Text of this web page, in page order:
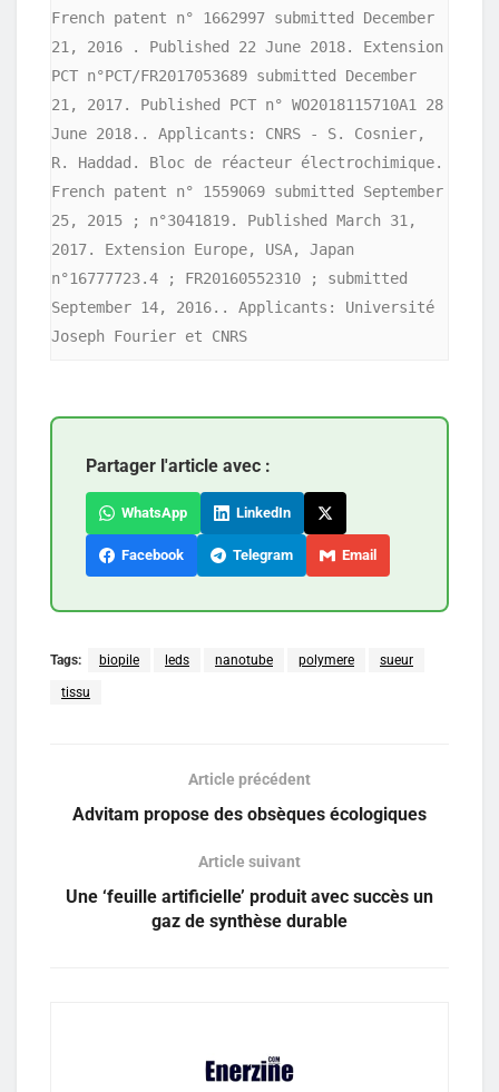
French patent n° 1662997 submitted December
21, 2016 . Published 22 June 2018. Extension
PCT n°PCT/FR2017053689 submitted December
21, 2017. Published PCT n° WO2018115710A1 28
June 2018.. Applicants: CNRS - S. Cosnier,
R. Haddad. Bloc de réacteur électrochimique.
French patent n° 1559069 submitted September
25, 2015 ; n°3041819. Published March 31,
2017. Extension Europe, USA, Japan
n°16777723.4 ; FR20160552310 ; submitted
September 14, 2016.. Applicants: Université
Joseph Fourier et CNRS
Partager l'article avec :
WhatsApp LinkedIn
Facebook Telegram Email
Tags: biopile leds nanotube polymere sueur
tissu
Article précédent
Advitam propose des obsèques écologiques
Article suivant
Une ‘feuille artificielle’ produit avec succès un
gaz de synthèse durable